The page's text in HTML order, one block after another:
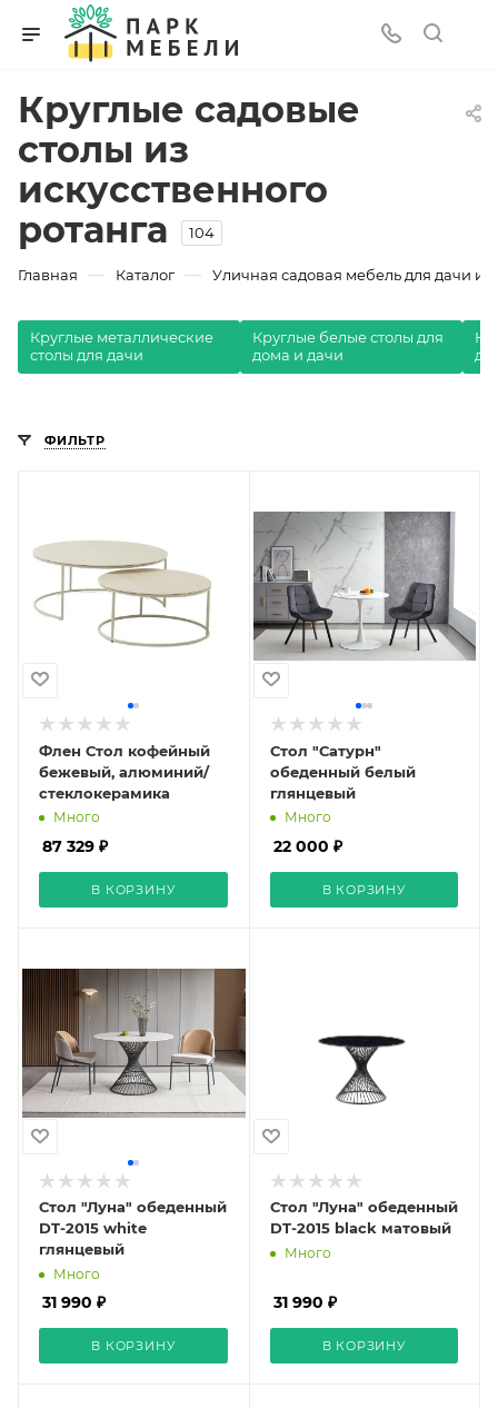
Круглые садовые
столы из
искусственного
ротанга
104
Главная — Каталог — Уличная садовая мебель для дачи и
Круглые металлические
столы для дачи
Круглые белые столы для
дома и дачи
ФИЛЬТР
Флен Стол кофейный
бежевый, алюминий/
стеклокерамика
Много
87 329 ₽
В КОРЗИНУ
Стол "Сатурн"
обеденный белый
глянцевый
Много
22 000 ₽
В КОРЗИНУ
Стол "Луна" обеденный
DT-2015 white
глянцевый
Много
31 990 ₽
В КОРЗИНУ
Стол "Луна" обеденный
DT-2015 black матовый
Много
31 990 ₽
В КОРЗИНУ